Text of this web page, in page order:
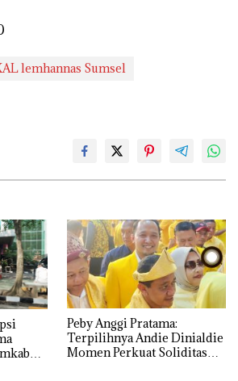
lemhannas Sumsel
Peby Anggi Pratama:
Terpilihnya Andie Dinialdie
Momen Perkuat Soliditas